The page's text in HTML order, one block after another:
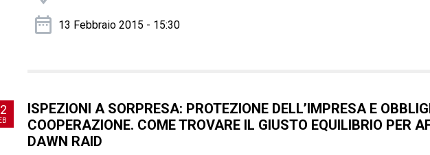
13 Febbraio 2015 - 15:30
ISPEZIONI A SORPRESA: PROTEZIONE DELL’IMPRESA E
COOPERAZIONE. COME TROVARE IL GIUSTO EQUILIBRIO PER
DAWN RAID